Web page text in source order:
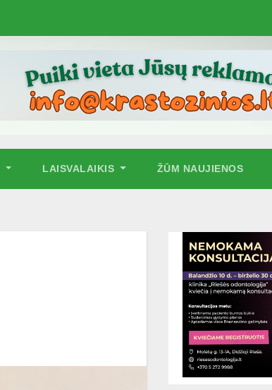
LAISVALAIKIS ŽŪM NAUJIENOS